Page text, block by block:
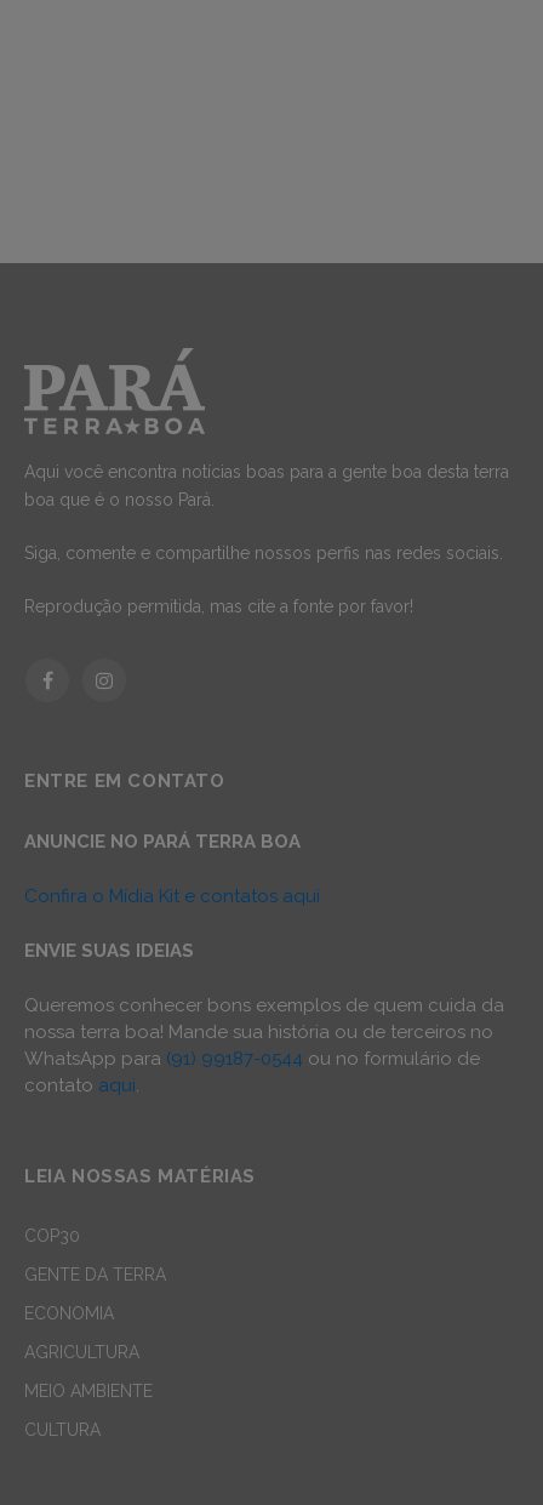
Aqui você encontra notícias boas para a gente boa desta terra
boa que é o nosso Pará.
Siga, comente e compartilhe nossos perfis nas redes sociais.
Reprodução permitida, mas cite a fonte por favor!
FacebookInstagram
ENTRE EM CONTATO
ANUNCIE NO PARÁ TERRA BOA
Confira o Mídia Kit e contatos aqui
ENVIE SUAS IDEIAS
Queremos conhecer bons exemplos de quem cuida da
nossa terra boa! Mande sua história ou de terceiros no
WhatsApp para (91) 99187-0544 ou no formulário de
contato aqui.
LEIA NOSSAS MATÉRIAS
COP30
GENTE DA TERRA
ECONOMIA
AGRICULTURA
MEIO AMBIENTE
CULTURA